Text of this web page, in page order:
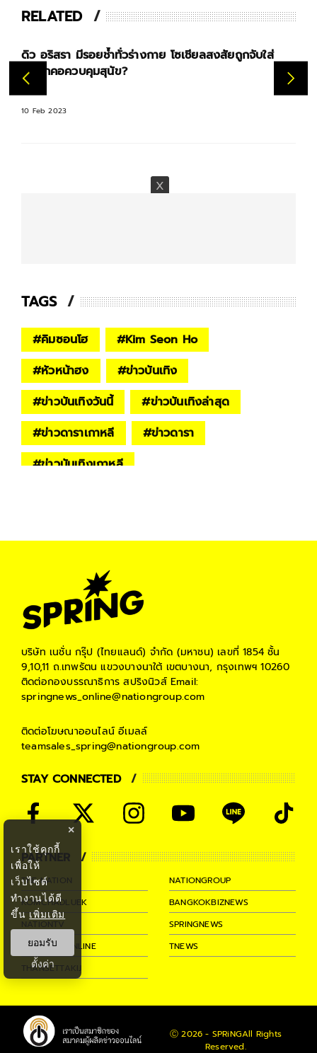
RELATED
าย โซเชียลสงสัยถูกจับใส่
ย้อนคำพูด ดิว อริสรา เคยเล่
TAGS
#คิมซอนโฮ #Kim Seon Ho
#หัวหน้าฮง #ข่าวบันเทิง
#ข่าวบันเทิงวันนี้ #ข่าวบันเทิงล่าสุด
#ข่าวดาราเกาหลี #ข่าวดารา
#ข่าวบันเทิงเกาหลี
บริษัท เนชั่น กรุ๊ป (ไทยแลนด์) จำกัด (มหาชน) เลขที่ 1854 ชั้น
9,10,11 ถ.เทพรัตน แขวงบางนาใต้ เขตบางนา, กรุงเทพฯ 10260
ติดต่อกองบรรณาธิการ สปริงนิวส์Email:
springnews_online@nationgroup.com
ติดต่อโฆษณาออนไลน์ อีเมลล์
teamsales_spring@nationgroup.com
STAY CONNECTED
PARTNER
THE NATION
NATIONGROUP
KOMCHADLUEK
BANGKOKBIZNEWS
NATIONTV
SPRINGNEWS
THAINEWSONLINE
TNEWS
THANSETTAKIJ
Ⓒ 2026 - SPRiNGAll Rights
Reserved.
×
เราใช้คุกกี้
เพื่อให้
เว็บไซต์
ทำงานได้ดี
ขึ้น เพิ่มเติม
ยอมรับ
ตั้งค่า